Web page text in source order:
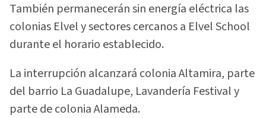
También permanecerán sin energía eléctrica las
colonias Elvel y sectores cercanos a Elvel School
durante el horario establecido.
La interrupción alcanzará colonia Altamira, parte
del barrio La Guadalupe, Lavandería Festival y
parte de colonia Alameda.